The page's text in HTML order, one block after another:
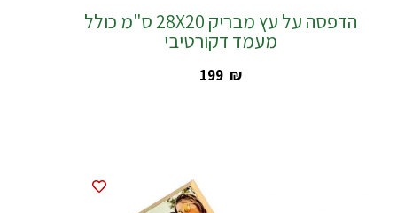
הדפסה על עץ מבריק 28X20 ס"מ כולל
מעמד דקורטיבי
‎199 ₪